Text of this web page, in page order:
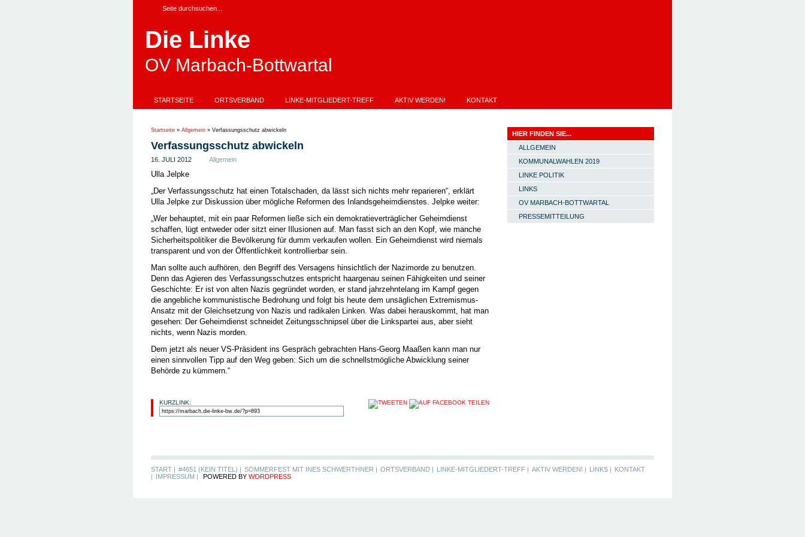
Die Linke
OV Marbach-Bottwartal
STARTSEITE ORTSVERBAND LINKE-MITGLIEDERT-TREFF AKTIV WERDEN! KONTAKT
Startseite » Allgemein » Verfassungsschutz abwickeln
Verfassungsschutz abwickeln
16. JULI 2012 Allgemein
Ulla Jelpke
„Der Verfassungsschutz hat einen Totalschaden, da lässt sich nichts mehr reparieren“, erklärt
Ulla Jelpke zur Diskussion über mögliche Reformen des Inlandsgeheimdienstes. Jelpke weiter:
„Wer behauptet, mit ein paar Reformen ließe sich ein demokratieverträglicher Geheimdienst
schaffen, lügt entweder oder sitzt einer Illusionen auf. Man fasst sich an den Kopf, wie manche
Sicherheitspolitiker die Bevölkerung für dumm verkaufen wollen. Ein Geheimdienst wird niemals
transparent und von der Öffentlichkeit kontrollierbar sein.
Man sollte auch aufhören, den Begriff des Versagens hinsichtlich der Nazimorde zu benutzen.
Denn das Agieren des Verfassungsschutzes entspricht haargenau seinen Fähigkeiten und seiner
Geschichte: Er ist von alten Nazis gegründet worden, er stand jahrzehntelang im Kampf gegen
die angebliche kommunistische Bedrohung und folgt bis heute dem unsäglichen Extremismus-
Ansatz mit der Gleichsetzung von Nazis und radikalen Linken. Was dabei herauskommt, hat man
gesehen: Der Geheimdienst schneidet Zeitungsschnipsel über die Linkspartei aus, aber sieht
nichts, wenn Nazis morden.
Dem jetzt als neuer VS-Präsident ins Gespräch gebrachten Hans-Georg Maaßen kann man nur
einen sinnvollen Tipp auf den Weg geben: Sich um die schnellstmögliche Abwicklung seiner
Behörde zu kümmern.“
KURZLINK:
HIER FINDEN SIE...
ALLGEMEIN
KOMMUNALWAHLEN 2019
LINKE POLITIK
LINKS
OV MARBACH-BOTTWARTAL
PRESSEMITTEILUNG
START | #4651 (KEIN TITEL) | SOMMERFEST MIT INES SCHWERTHNER | ORTSVERBAND | LINKE-MITGLIEDERT-TREFF | AKTIV WERDEN! | LINKS | KONTAKT
| IMPRESSUM | POWERED BY WORDPRESS